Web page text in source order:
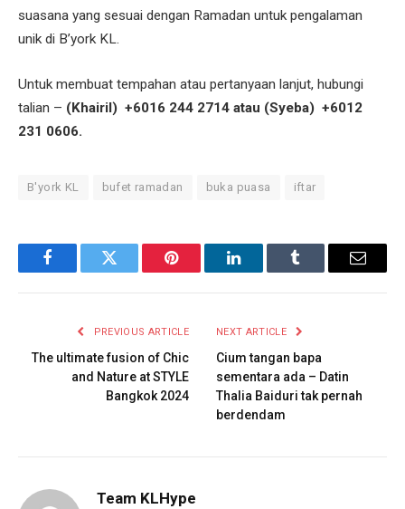
suasana yang sesuai dengan Ramadan untuk pengalaman
unik di B’york KL.
Untuk membuat tempahan atau pertanyaan lanjut, hubungi
talian – (Khairil) +6016 244 2714 atau (Syeba) +6012
231 0606.
B'york KL bufet ramadan buka puasa iftar
FacebookTwitter Pinterest LinkedInTumblr Email
PREVIOUS ARTICLE
The ultimate fusion of Chic
and Nature at STYLE
Bangkok 2024
NEXT ARTICLE
Cium tangan bapa
sementara ada – Datin
Thalia Baiduri tak pernah
berdendam
Team KLHype